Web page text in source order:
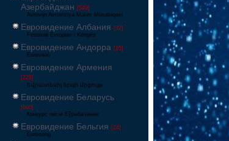
Азербайджан [549]
Avrovijn Avroviziya Mahnı Müsabiqəsi
Евровидение Албания [32]
Festivali Evropian i Këngës
Евровидение Андорра [15]
Eurovisió
Евровидение Армения
[228]
Եվրատեսիլ երգի մրցույթ
Евровидение Беларусь
[600]
Конкурс песні Еўрабачанне
Евровидение Бельгия [24]
Eurosong